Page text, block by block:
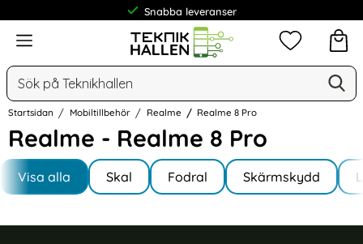
Snabba leveranser
Meny
Sök
Mina
Startsidan Mobiltillbehör Realme Realme 8 Pro
Realme - Realme 8 Pro
Hoppa
produkter
Underkategorier
Visa alla
I Realme 8 Pro Skal Fodral Skärmskydd